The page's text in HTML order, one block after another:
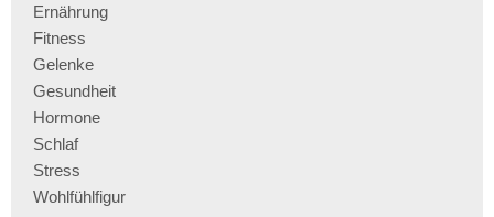
Ernährung
Fitness
Gelenke
Gesundheit
Hormone
Schlaf
Stress
Wohlfühlfigur